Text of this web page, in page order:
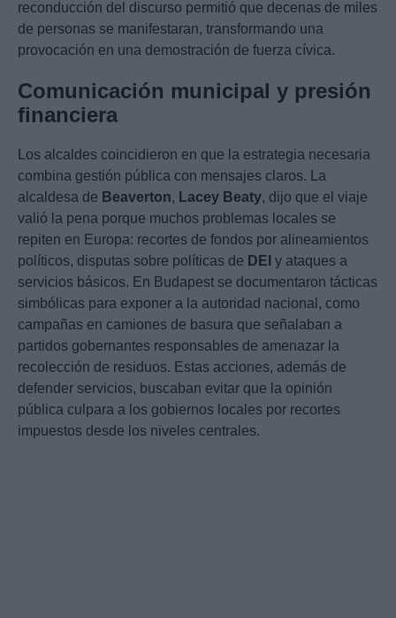
reconducción del discurso permitió que decenas de miles
de personas se manifestaran, transformando una
provocación en una demostración de fuerza cívica.
Comunicación municipal y presión
financiera
Los alcaldes coincidieron en que la estrategia necesaria
combina gestión pública con mensajes claros. La
alcaldesa de Beaverton, Lacey Beaty, dijo que el viaje
valió la pena porque muchos problemas locales se
repiten en Europa: recortes de fondos por alineamientos
políticos, disputas sobre políticas de DEI y ataques a
servicios básicos. En Budapest se documentaron tácticas
simbólicas para exponer a la autoridad nacional, como
campañas en camiones de basura que señalaban a
partidos gobernantes responsables de amenazar la
recolección de residuos. Estas acciones, además de
defender servicios, buscaban evitar que la opinión
pública culpara a los gobiernos locales por recortes
impuestos desde los niveles centrales.